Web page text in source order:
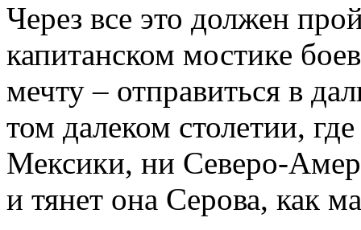
Через все это должен
капитанском мостике
мечту – отправиться в
том далеком столетии,
Мексики, ни Северо-
и тянет она Серова, как